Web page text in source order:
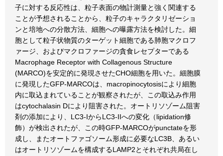
子に対する反応性は、粒子表面の物計測量と強く関連する
ことが予想されることから、粒子のキャラクタリゼーショ
ンと培地への分散方法、細胞への曝露方法を検討した。細
胞として粒子状物質のターゲット細胞である肺胞マクロフ
ァージ、およびマクロファージの貪食レセプターである
Macrophage Receptor with Collagenous Structure
(MARCO)を安定的に発現させたCHO細胞を用いた。細胞膜
に発現したGFP-MARCOは、macropinocytosisにより細胞
内に取込まれていることが観察されたが、この取込み作用
はcytochalasin Dにより阻害された。オートリソゾーム阻害
剤の添加により、LC3-IからLC3-IIへの変化（lipidation修
飾）が検出されたが、この時GFP-MARCOがpunctateを形
成し、またオートファゴソーム形成に必要なLC3B、あるい
はオートリソゾームを構成するLAMP2とそれぞれ共局在し